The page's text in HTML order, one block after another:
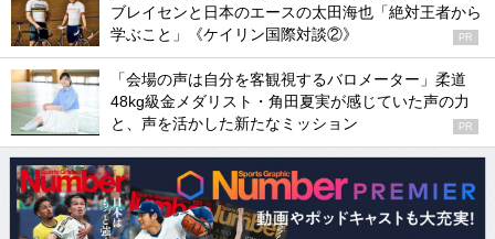
ブレイセンと日本のエースの太田海也「絶対王者から
学ぶこと」《ケイリン国際対談②》
PR
「会場の声は自分を客観視するバロメーター」柔道
48kg級金メダリスト・角田夏実が感じていた声の力
と、声を活かした新たなミッション
PR